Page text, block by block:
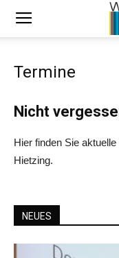
Termine
Nicht
Hier finden Sie
Hietzing.
NEUES